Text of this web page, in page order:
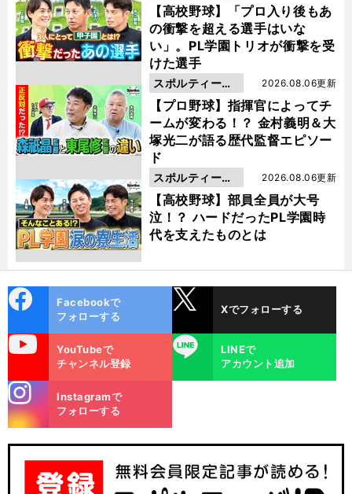
【高校野球】「プロ入り後もあ
の衝撃を超える選手はいな
い」。PL学園トリオが衝撃を受
けた選手
動画
【プロ野球】指揮官によってチ
ームが変わる！？ 金村義明＆大
塚光二が語る歴代監督エピソー
ド
2026.08.06更新
スポルティーバ
動画
【高校野球】部員全員が大号
泣！？ ハードだったPL学園時
代を支えたものとは
2026.08.06更新
スポルティーバ
動画
ok
Facebookで
フォローする
Xでフォローする
YouTubeで
チャンネル登録
LINE
LINEで
アカウント追加
m
Instagramで
フォローする